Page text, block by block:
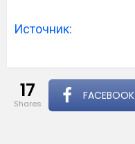
Источник:
17
shares
FACEBOOK